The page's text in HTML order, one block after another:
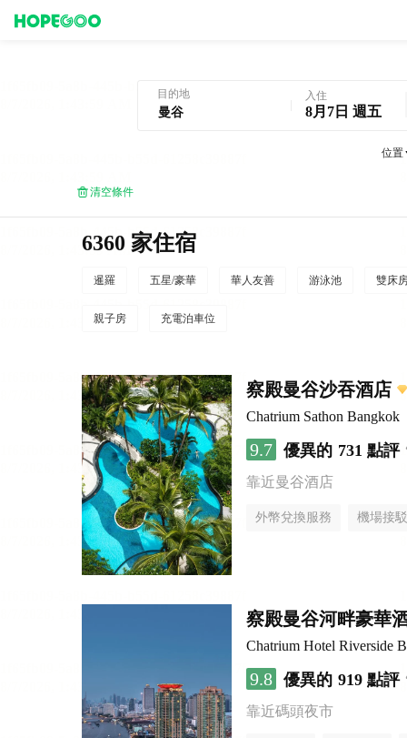
目的地 入住
8月7日 週五
位置
清空條件
6360 家住宿
暹羅 五星/豪華 華人友善 游泳池 雙床
親子房 充電泊車位
察殿曼谷沙吞酒店
Chatrium Sathon Bangkok
9.7 優異的 731 點評
靠近曼谷酒店
外幣兌換服務 機場接
察殿曼谷河畔豪華
Chatrium Hotel Riverside
9.8 優異的 919 點評
靠近碼頭夜市